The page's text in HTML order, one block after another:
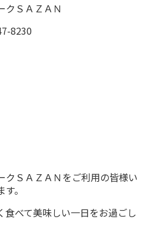
クＳＡＺＡＮ
8230
クＳＡＺＡＮをご利用の皆様い
。
食べて美味しい一日をお過ごし